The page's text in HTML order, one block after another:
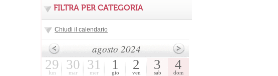
FILTRA PER CATEGORIA
Chiudi il calendario
agosto 2024
29
lun
30
mar
31
mer
1
gio
2
ven
3
sab
4
dom